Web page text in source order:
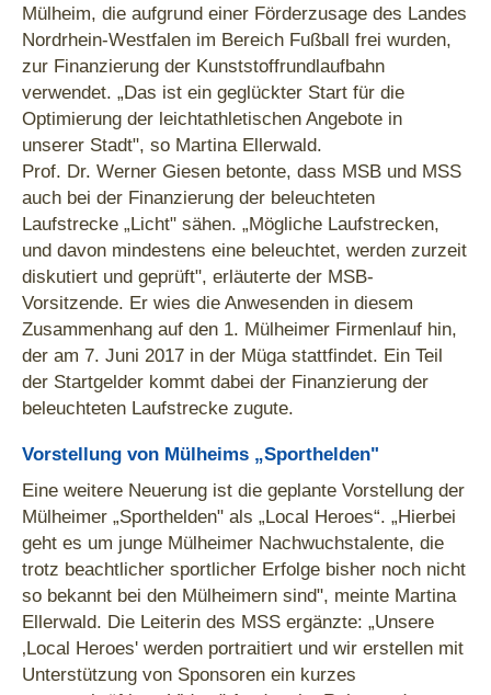
Mülheim, die aufgrund einer Förderzusage des Landes
Nordrhein-Westfalen im Bereich Fußball frei wurden,
zur Finanzierung der Kunststoffrundlaufbahn
verwendet. „Das ist ein geglückter Start für die
Optimierung der leichtathletischen Angebote in
unserer Stadt", so Martina Ellerwald.
Prof. Dr. Werner Giesen betonte, dass MSB und MSS
auch bei der Finanzierung der beleuchteten
Laufstrecke „Licht" sähen. „Mögliche Laufstrecken,
und davon mindestens eine beleuchtet, werden zurzeit
diskutiert und geprüft", erläuterte der MSB-
Vorsitzende. Er wies die Anwesenden in diesem
Zusammenhang auf den 1. Mülheimer Firmenlauf hin,
der am 7. Juni 2017 in der Müga stattfindet. Ein Teil
der Startgelder kommt dabei der Finanzierung der
beleuchteten Laufstrecke zugute.
Vorstellung von Mülheims „Sporthelden"
Eine weitere Neuerung ist die geplante Vorstellung der
Mülheimer „Sporthelden" als „Local Heroes“. „Hierbei
geht es um junge Mülheimer Nachwuchstalente, die
trotz beachtlicher sportlicher Erfolge bisher noch nicht
so bekannt bei den Mülheimern sind", meinte Martina
Ellerwald. Die Leiterin des MSS ergänzte: „Unsere
‚Local Heroes' werden portraitiert und wir erstellen mit
Unterstützung von Sponsoren ein kurzes